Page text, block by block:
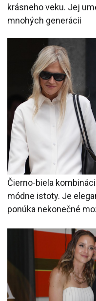
krásneho veku. Jej
mnohých generácii
Čierno-biela
módne istoty. Je
ponúka nekonečné